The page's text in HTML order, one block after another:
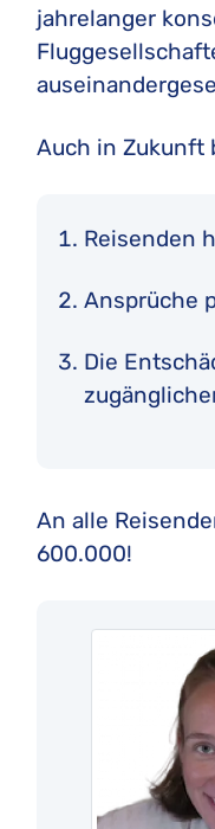
jahrelanger
Auch in Zukunft
Reisenden
Ansprüche
Die
An alle
600.000!